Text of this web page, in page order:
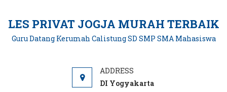
content
LES PRIVAT JOGJA MURAH TERBAIK
Guru Datang Kerumah Calistung SD SMP SMA Mahasiswa
DI Yogyakarta